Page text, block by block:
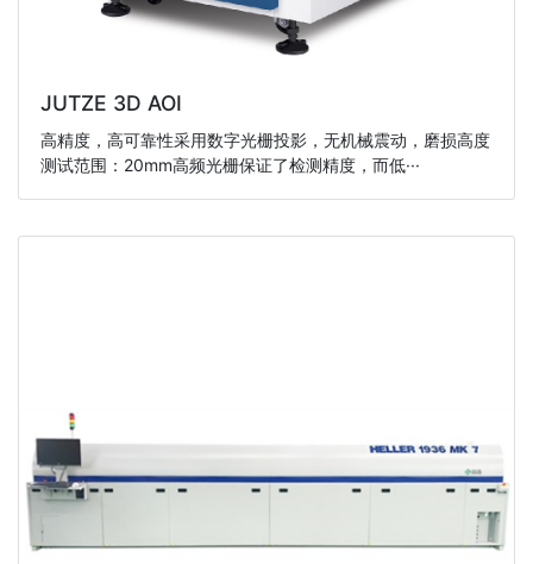
JUTZE 3D AOI
高精度，高可靠性采用数字光栅投影，无机械震动，磨损高度
测试范围：20mm高频光栅保证了检测精度，而低···